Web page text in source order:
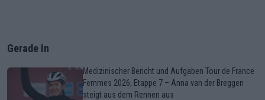
Gerade In
Medizinischer Bericht und Aufgaben Tour de France
Femmes 2026, Etappe 7 – Anna van der Breggen
steigt aus dem Rennen aus